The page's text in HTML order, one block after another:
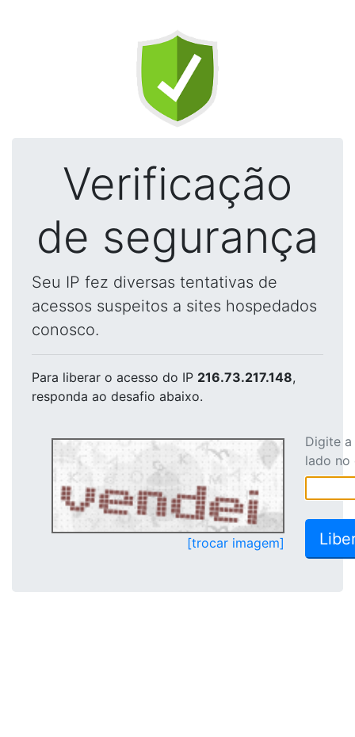
Verificação
de segurança
Seu IP fez diversas tentativas de
acessos suspeitos a sites hospedados
conosco.
Para liberar o acesso do IP 216.73.217.148,
responda ao desafio abaixo.
[trocar imagem]
Digite
lado no